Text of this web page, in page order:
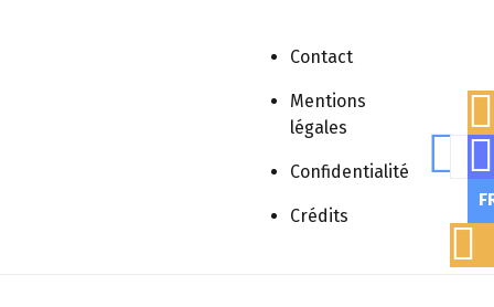
Contact
Mentions
légales
Confidentialité
Crédits
»
Polyhandicap :
quels effets sur la qualité de vie des